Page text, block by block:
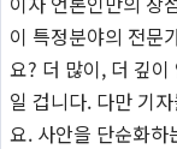
이 특정분야의 전문
요? 더 많이, 더 깊
일 겁니다. 다만 기
요. 사안을 단순화하